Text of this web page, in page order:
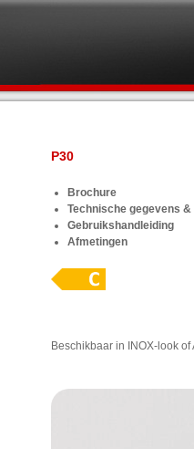
P30
Brochure
Technische gegevens
Gebruikshandleiding
Afmetingen
Beschikbaar in INOX-look of
© 2026 Well Straler |